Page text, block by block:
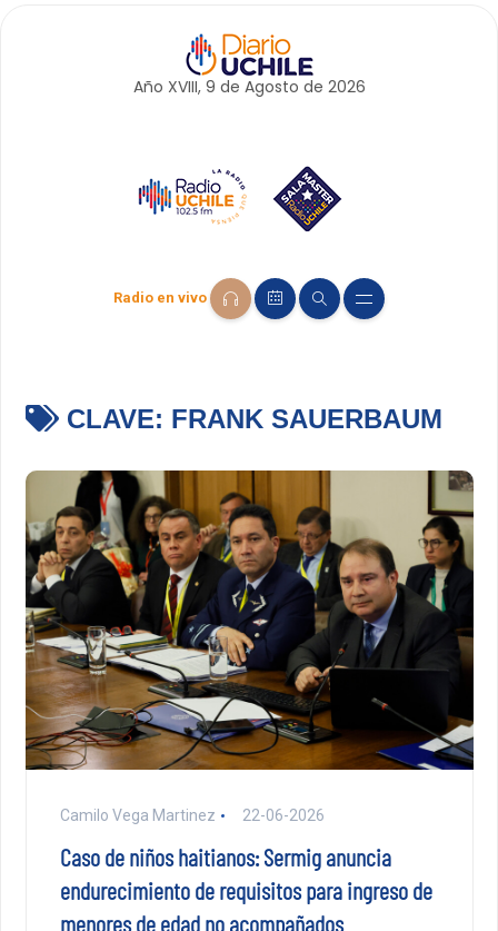
Año XVIII, 9 de Agosto de 2026
Radio en vivo
CLAVE: FRANK SAUERBAUM
Camilo Vega Martinez 22-06-2026
Caso de niños haitianos: Sermig anuncia
endurecimiento de requisitos para ingreso de
menores de edad no acompañados